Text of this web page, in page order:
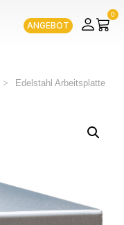
ANGEBOT
0
>
Edelstahl Arbeitsplatte